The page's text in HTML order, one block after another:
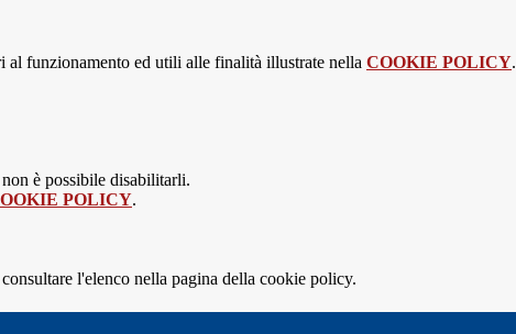
al funzionamento ed utili alle finalità illustrate nella COOKIE POLICY.
è possibile disabilitarli.
POLICY.
l'elenco nella pagina della cookie policy.